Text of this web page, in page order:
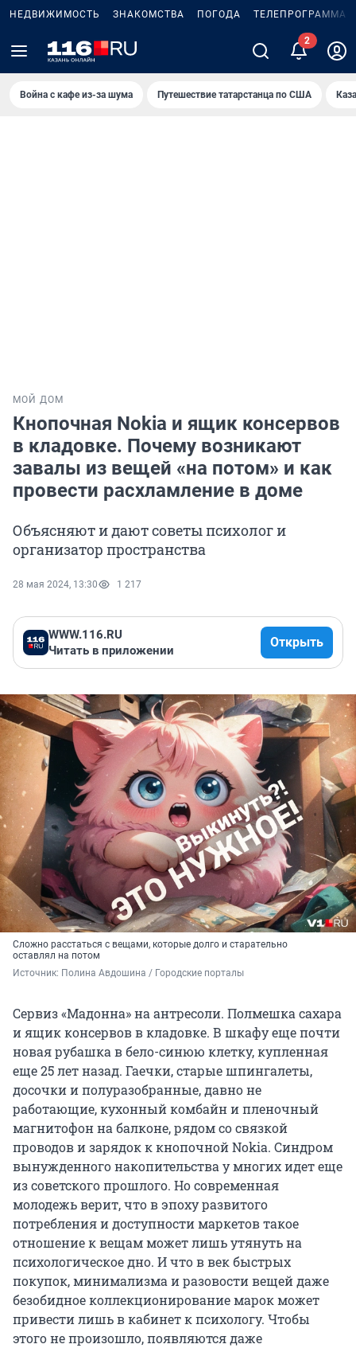
НЕДВИЖИМОСТЬ ЗНАКОМСТВА ПОГОДА ТЕЛЕПРОГРАММА
Война с кафе из-за шума Путешествие татарстанца по США
МОЙ ДОМ
Кнопочная Nokia и ящик консервов
в кладовке. Почему возникают
завалы из вещей «на потом» и как
провести расхламление в доме
Объясняют и дают советы психолог и
организатор пространства
28 мая 2024, 13:30 1 217
WWW.116.RU
Читать в приложении
Открыть
Сложно расстаться с вещами, которые долго и старательно
оставлял на потом
Источник: Полина Авдошина / Городские порталы
Сервиз «Мадонна» на антресоли. Полмешка сахара
и ящик консервов в кладовке. В шкафу еще почти
новая рубашка в бело-синюю клетку, купленная
еще 25 лет назад. Гаечки, старые шпингалеты,
досочки и полуразобранные, давно не
работающие, кухонный комбайн и пленочный
магнитофон на балконе, рядом со связкой
проводов и зарядок к кнопочной Nokia. Синдром
вынужденного накопительства у многих идет еще
из советского прошлого. Но современная
молодежь верит, что в эпоху развитого
потребления и доступности маркетов такое
отношение к вещам может лишь утянуть на
психологическое дно. И что в век быстрых
покупок, минимализма и разовости вещей даже
безобидное коллекционирование марок может
привести лишь в кабинет к психологу. Чтобы
этого не произошло, появляются даже